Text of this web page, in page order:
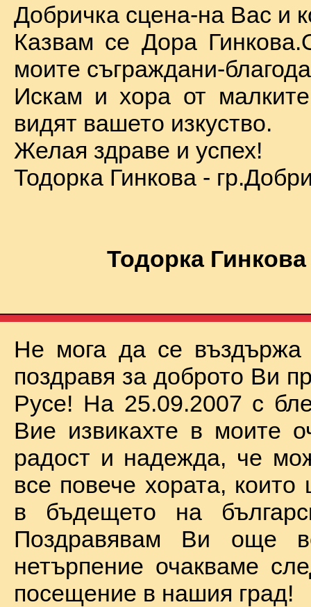
Добричка сцена-на Вас и
Казвам се Дора
моите съграждани-
Искам и хора от
видят вашето изкуство.
Желая здраве и успех!
Тодорка Гинкова -
Тодорка
Не мога да се
поздравя за доброто Ви
Русе! На 25.09.2007 с
Вие извикахте в моите
радост и надежда, че
все повече хората, които
в бъдещето на
Поздравявам Ви още
нетърпение очакваме
посещение в нашия град!